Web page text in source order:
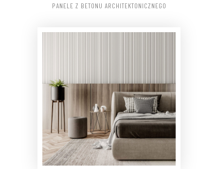
PANELE Z BETONU ARCHITEKTONICZNEGO